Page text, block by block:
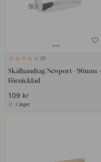
7
Skålhandtag Newport - 96mm -
Förnicklad
109 kr
I lager